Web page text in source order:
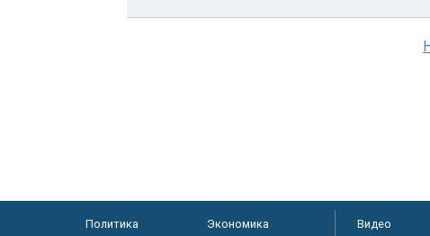
Политика
Экономика
Видео